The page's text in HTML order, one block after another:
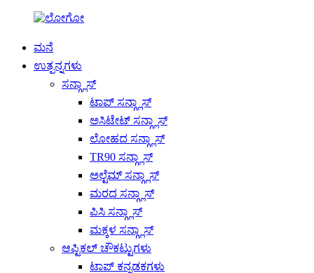
ಮನೆ
ಉತ್ಪನ್ನಗಳು
ಸನ್ಗ್ಲಾಸ್
ಟಾಪ್ ಸನ್ಗ್ಲಾಸ್
ಅಸಿಟೇಟ್ ಸನ್ಗ್ಲಾಸ್
ಲೋಹದ ಸನ್ಗ್ಲಾಸ್
TR90 ಸನ್ಗ್ಲಾಸ್
ಅಲ್ಟೆಮ್ ಸನ್ಗ್ಲಾಸ್
ಮರದ ಸನ್ಗ್ಲಾಸ್
ಪಿಸಿ ಸನ್ಗ್ಲಾಸ್
ಮಕ್ಕಳ ಸನ್ಗ್ಲಾಸ್
ಆಪ್ಟಿಕಲ್ ಚೌಕಟ್ಟುಗಳು
ಟಾಪ್ ಕನ್ನಡಕಗಳು